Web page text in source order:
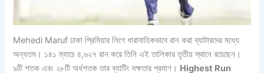
Mehedi Maruf ঢাকা প্রিমিয়ার লিগে ধারাবাহিকভাবে রান করা ব্যাটারদের মধ্যে
অন্যতম। ১৪১ ম্যাচে ৪,৬২৭ রান করে তিনি এই তালিকার তৃতীয় স্থানে রয়েছেন।
৯টি শতক এবং ২৮টি অর্ধশতক তার ব্যাটিং দক্ষতার প্রমাণ। Highest Run